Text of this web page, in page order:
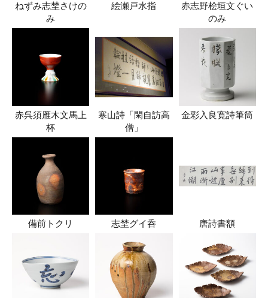
ねずみ志埜さけの
み
絵瀬戸水指
赤志野桧垣文ぐい
のみ
赤呉須雁木文馬上
杯
寒山詩「閑自訪高
僧」
金彩入良寛詩筆筒
備前トクリ 志埜グイ呑 唐詩書額